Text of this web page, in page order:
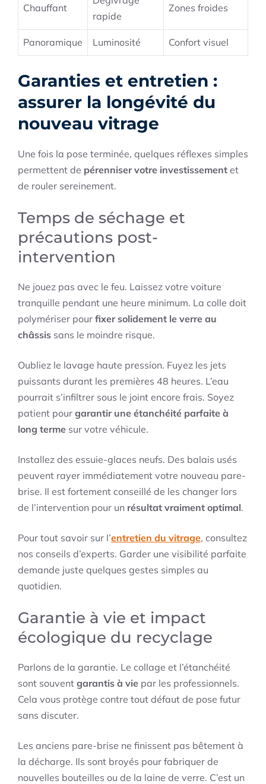
Chauffant
rapide
Zones froides
Panoramique Luminosité Confort visuel
Garanties et entretien :
assurer la longévité du
nouveau vitrage
Une fois la pose terminée, quelques réflexes simples
permettent de pérenniser votre investissement et
de rouler sereinement.
Temps de séchage et
précautions post-
intervention
Ne jouez pas avec le feu. Laissez votre voiture
tranquille pendant une heure minimum. La colle doit
polymériser pour fixer solidement le verre au
châssis sans le moindre risque.
Oubliez le lavage haute pression. Fuyez les jets
puissants durant les premières 48 heures. L’eau
pourrait s’infiltrer sous le joint encore frais. Soyez
patient pour garantir une étanchéité parfaite à
long terme sur votre véhicule.
Installez des essuie-glaces neufs. Des balais usés
peuvent rayer immédiatement votre nouveau pare-
brise. Il est fortement conseillé de les changer lors
de l’intervention pour un résultat vraiment optimal.
Pour tout savoir sur l’entretien du vitrage, consultez
nos conseils d’experts. Garder une visibilité parfaite
demande juste quelques gestes simples au
quotidien.
Garantie à vie et impact
écologique du recyclage
Parlons de la garantie. Le collage et l’étanchéité
sont souvent garantis à vie par les professionnels.
Cela vous protège contre tout défaut de pose futur
sans discuter.
Les anciens pare-brise ne finissent pas bêtement à
la décharge. Ils sont broyés pour fabriquer de
nouvelles bouteilles ou de la laine de verre. C’est un